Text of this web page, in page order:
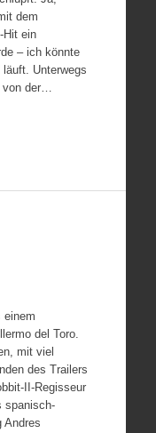
dem
Hit ein
– ich könnte
Unterwegs
der…
einem
del Toro.
mit viel
des Trailers
II-Regisseur
spanisch-
Andres